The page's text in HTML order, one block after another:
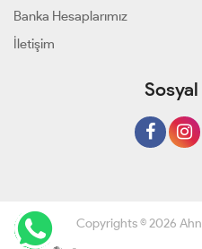
Banka Hesaplarımız
İletişim
Copyrights © 2026